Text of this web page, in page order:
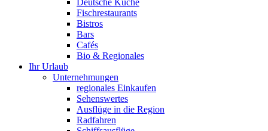
Deutsche Küche
Fischrestaurants
Bistros
Bars
Cafés
Bio & Regionales
Ihr Urlaub
Unternehmungen
regionales Einkaufen
Sehenswertes
Ausflüge in die Region
Radfahren